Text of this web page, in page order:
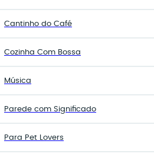
Cantinho do Café
Cozinha Com Bossa
Música
Parede com Significado
Para Pet Lovers